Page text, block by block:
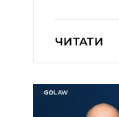
ЧИТАТИ